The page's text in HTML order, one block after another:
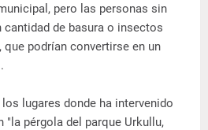
pero las personas sin
cantidad de basura o insectos
que podrían convertirse en un
lugares donde ha intervenido
"la pérgola del parque Urkullu,